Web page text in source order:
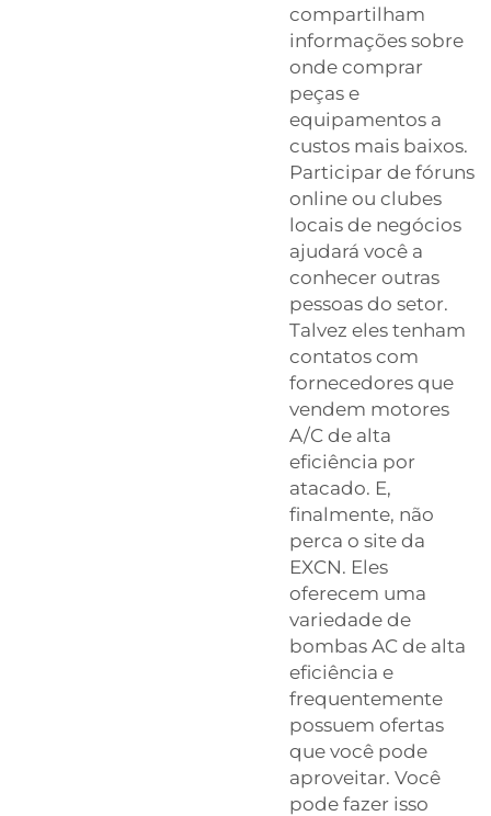
compartilham
informações sobre
onde comprar
peças e
equipamentos a
custos mais baixos.
Participar de fóruns
online ou clubes
locais de negócios
ajudará você a
conhecer outras
pessoas do setor.
Talvez eles tenham
contatos com
fornecedores que
vendem motores
A/C de alta
eficiência por
atacado. E,
finalmente, não
perca o site da
EXCN. Eles
oferecem uma
variedade de
bombas AC de alta
eficiência e
frequentemente
possuem ofertas
que você pode
aproveitar. Você
pode fazer isso